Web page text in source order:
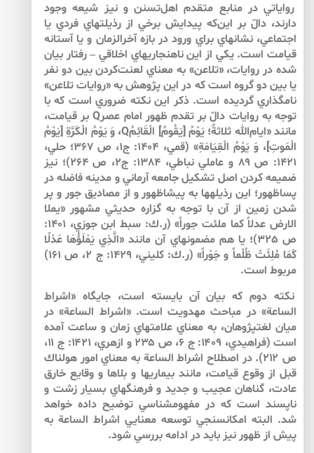
رواياتي در منابع متقدم اهل‌تسنن و نيز شيعه وجود
دارند، دالّ بر اين‌كه پيدايش برخي از رذيلت­هاي فردي يا
اجتماعي، نشانه­اي براي ورود در بازه آخرالزمان و يا آستانه
قيامت است. يكي از اين ناهنجاري­هاي اخلاقي – رفتار بيان
شده در روايات، «تلاعن» به معناي لعنت‌كردن بين دو نفر
يا بين دو گروه است كه در اين پژوهش به «روايات تلاعن»
نامگذاري گرديده است. ذكر اين نكته ضروري است كه با
توجه به روايات دالّ بر تقدم ظهور امام عصرQ بر قيامت،
مانند «ايام‌الله ثلاثةٌ؛ يَوْمُ [يَقُومُ] الْقَائِمُQ، وَ يَوْمُ الْكَرَّةِ [يَوْمُ
الْمَوتِ]، وَ يَوْمُ الْقِيَامَةِ» (قمي، 1404: ج‏1، ص 367؛ حلي،
1421: ص 89 و عاملي نباطي، 1384: ج‏2، ص 264)؛ نيز
ضميمه كردن اصل تشكيل جامعه آرماني و مدينه فاضله در
پساظهور؛ اين رذيله­ها به پيشاظهور و از مصاديق جور و پر
شدن زمين از آن با توجه به گزاره حديثي مشهور «يملا
الارض عدلاً كما ملئت جوراً» (ر.ك: سبط ابن جوزي، 1401:
ص 325)؛ يا هم مضمون­هاي آن مانند «الَّذِي يَمْلَؤُهَا عَدْلًا
كَمَا مُلِئَتْ ظُلْماً و جَوْراً» (ر.ك: كليني، 1429: ج 2، ص 161)
مربوط است.
نكته دوم كه بيان آن بايسته است، جايگاه «اشراط
الساعة» در مباحث مهدويت است. «اشراط الساعة» در
ميان لغت­پژوهان، به معناي علامت­هاي زمان و ساعت آمده
است (فراهيدي، ۱۴۰۹: ج ۶، ص ۲۳۵ و ازهري، ۱۴۲۱: ج ۱۱،
ص ۲۱۲). در اصطلاح اشراط الساعة به معناي امور هولناك
قبل از وقوع قيامت، مانند بيماري­ها و بلاها و وقايع خارق
عادت، گناهان عجيب و جديد و فرهنگ­هاي بسيار زشت و
ناپسند است كه در مفهوم­شناسي توضيح داده خواهد
شد. البته امكان­سنجي توسعه معنايي اشراط الساعة به
پيش از ظهور نيز بايد در ادامه بررسي شود.